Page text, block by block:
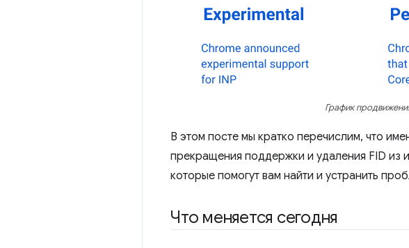
График
В этом посте мы кратко перечислим, что
прекращения поддержки и удаления FID из
которые помогут вам найти и устранить
Что меняется сегодня